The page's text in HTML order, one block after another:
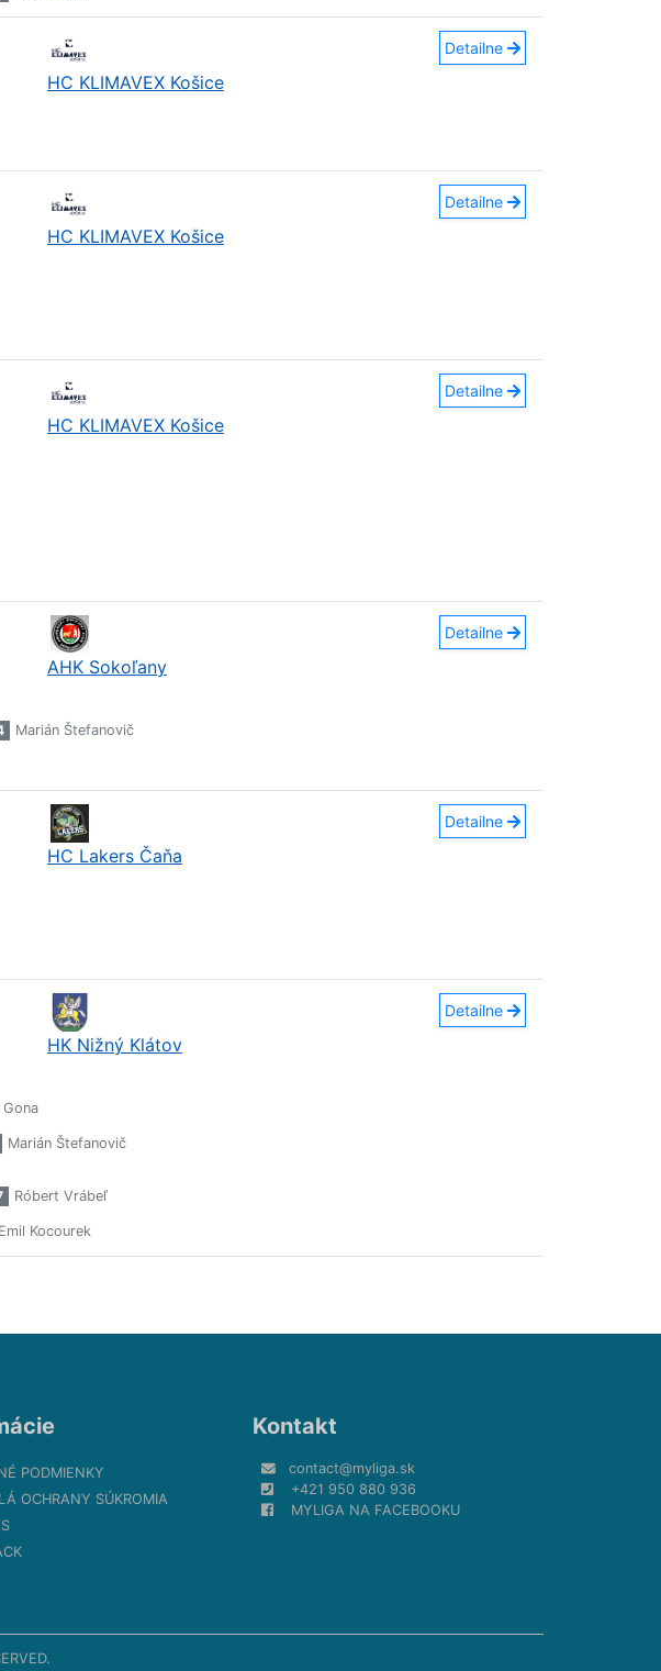
HC KLIMAVEX Košice
Detailne
HC KLIMAVEX Košice
Detailne
HC KLIMAVEX Košice
Detailne
AHK Sokoľany
Detailne
Marián Štefanovič
HC Lakers Čaňa
Detailne
HK Nižný Klátov
Detailne
Gona
Marián Štefanovič
Róbert Vrábeľ
Emil Kocourek
PODMIENKY
OCHRANY SÚKROMIA
Kontakt
contact@myliga.sk
+421 950 880 936
MYLIGA NA FACEBOOKU